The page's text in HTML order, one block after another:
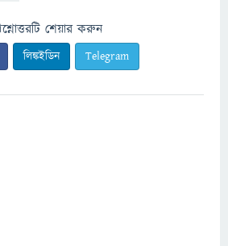
শেয়ার করুন
লিঙ্কইডিন Telegram